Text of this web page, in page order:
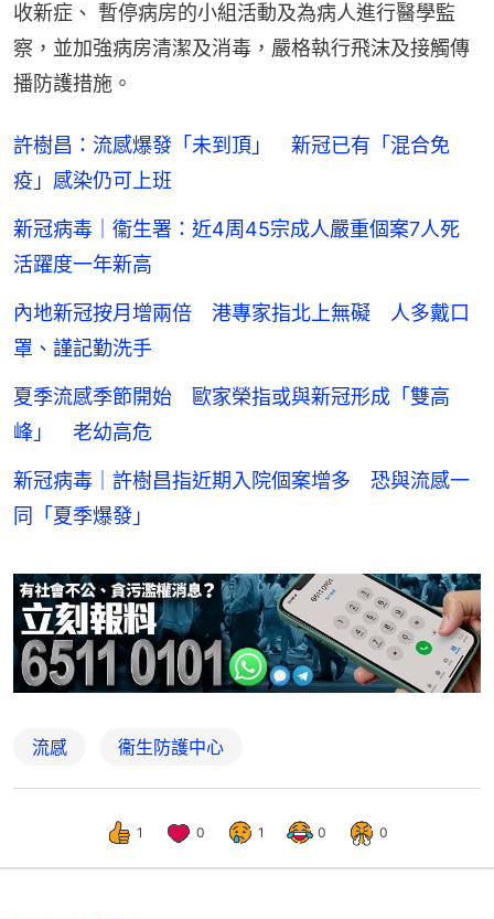
收新症、 暫停病房的小組活動及為病人進行醫學監
察，並加強病房清潔及消毒，嚴格執行飛沫及接觸傳
播防護措施。
許樹昌：流感爆發「未到頂」 新冠已有「混合免
疫」感染仍可上班
新冠病毒｜衞生署：近4周45宗成人嚴重個案7人死
活躍度一年新高
內地新冠按月增兩倍 港專家指北上無礙 人多戴口
罩、謹記勤洗手
夏季流感季節開始 歐家榮指或與新冠形成「雙高
峰」 老幼高危
新冠病毒｜許樹昌指近期入院個案增多 恐與流感一
同「夏季爆發」
流感 衞生防護中心
1 0 1 0 0